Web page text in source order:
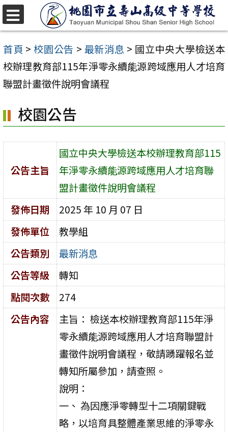
跳
至
主
要
內
區
首頁 > 校園公告 > 最新消息 > 國立中央大學檢送本
校辦理教育部115年淨零永續能源跨域應用人才培育
聯盟計畫徵件說明會議程
校園公告
公告主旨
國立中央大學檢送本校辦理教育部115
年淨零永續能源跨域應用人才培育聯
盟計畫徵件說明會議程
發佈日期
2025 年 10 月 07 日
發佈單位
教學組
公告類別
最新消息
公告等級
轉知
點閱次數
274
公告內容
主旨： 檢送本校辦理教育部115年淨
零永續能源跨域應用人才培育聯盟計
畫徵件說明會議程，敬請踴躍報名並
轉知所屬參加，請查照。
說明：
一、 為因應淨零轉型十二項關鍵戰
略，以培育具整體產業思維的淨零永
選
單